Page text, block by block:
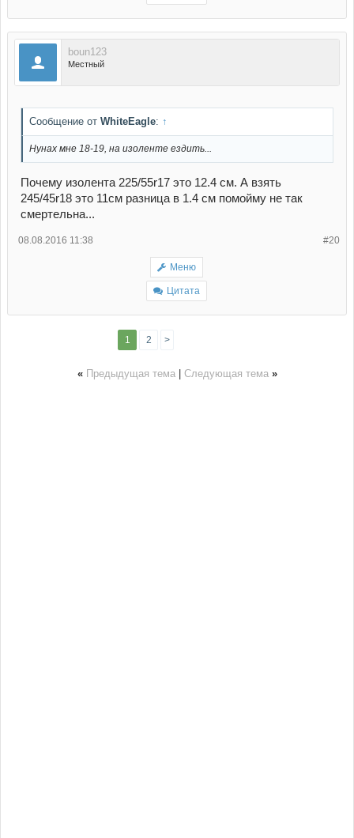
boun123
Местный
Сообщение от WhiteEagle: ↑
Нунах мне 18-19, на изоленте ездить...
Почему изолента 225/55r17 это 12.4 см. А взять
245/45r18 это 11см разница в 1.4 см помойму не так
смертельна...
#20
08.08.2016 11:38
Меню
Цитата
1 2 >
« Предыдущая тема| Следующая тема »